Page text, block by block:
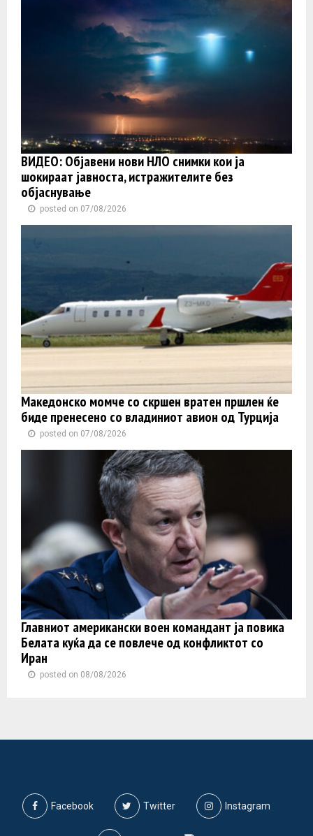
ВИДЕО: Објавени нови НЛО снимки кои ја
шокираат јавноста, истражителите без
објаснување
posted on 07/08/2026
Македонско момче со скршен вратен пршлен ќе
биде пренесено со владиниот авион од Турција
posted on 07/08/2026
Главниот американски воен командант ја повика
Белата куќа да се повлече од конфликтот со
Иран
posted on 08/08/2026
Facebook Twitter Instagram